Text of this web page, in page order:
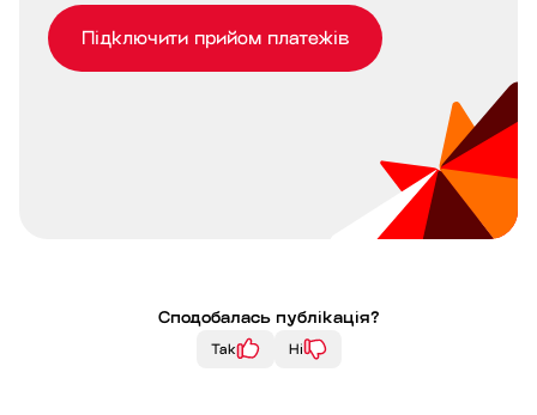
Підключити прийом платежів
Сподобалась публікація?
Так Ні